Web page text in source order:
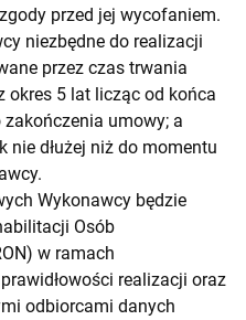
przed jej wycofaniem.
niezbędne do realizacji
przez czas trwania
okres 5 lat licząc od końca
zakończenia umowy; a
nie dłużej niż do momentu
Wykonawcy będzie
Osób
w ramach
realizacji oraz
odbiorcami danych